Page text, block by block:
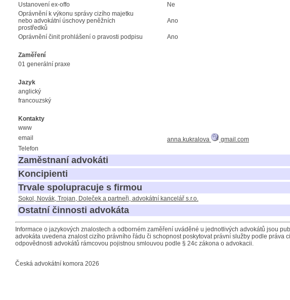
Ustanovení ex-offo
Ne
Oprávnění k výkonu správy cizího majetku
nebo advokátní úschovy peněžních
prostředků
Ano
Oprávnění činit prohlášení o pravosti podpisu Ano
Zaměření
01 generální praxe
Jazyk
anglický
francouzský
Kontakty
www
email
anna.kukralova
gmail.com
Telefon
Zaměstnaní advokáti
Koncipienti
Trvale spolupracuje s firmou
Sokol, Novák, Trojan, Doleček a partneři, advokátní kancelář s.r.o.
Ostatní činnosti advokáta
Informace o jazykových znalostech a odborném zaměření uváděné u jednotlivých advokátů jsou
advokáta uvedena znalost cizího právního řádu či schopnost poskytovat právní služby podle
odpovědnosti advokátů rámcovou pojistnou smlouvou podle § 24c zákona o advokacii.
Česká advokátní komora 2026